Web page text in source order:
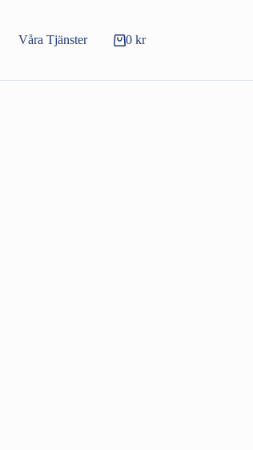
Våra Tjänster Varukorg
0 kr